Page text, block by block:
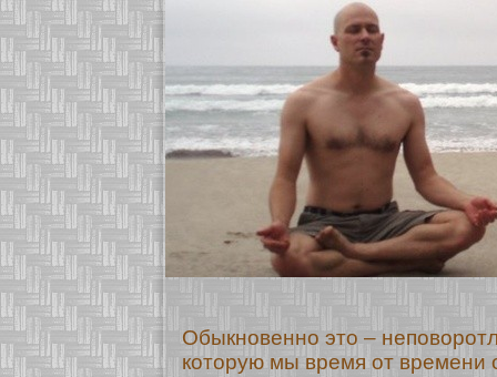
Обыкновенно это –
которую мы время от